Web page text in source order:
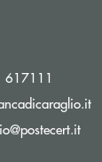
617111
(si